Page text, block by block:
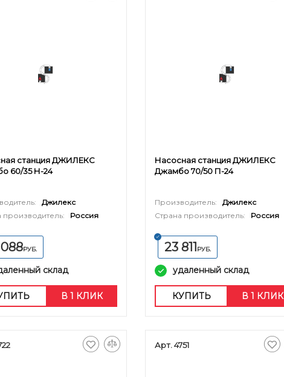
станция ДЖИЛЕКС
60/35 Н-24
Джилекс
производитель:
Россия
РУБ.
склад
В 1 КЛИК
Насосная станция ДЖИЛЕКС
Джамбо 70/50 П-24
Производитель:
Джилекс
Страна производитель:
Россия
23 811РУБ.
удаленный склад
КУПИТЬ В 1 КЛИК
Арт. 4751